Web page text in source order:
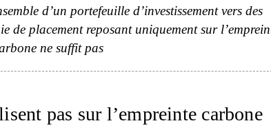
d’un portefeuille d’investissement vers des
de placement reposant uniquement sur
ne suffit pas
pas sur l’empreinte carbone
S'inscrire à la newsletter
Email